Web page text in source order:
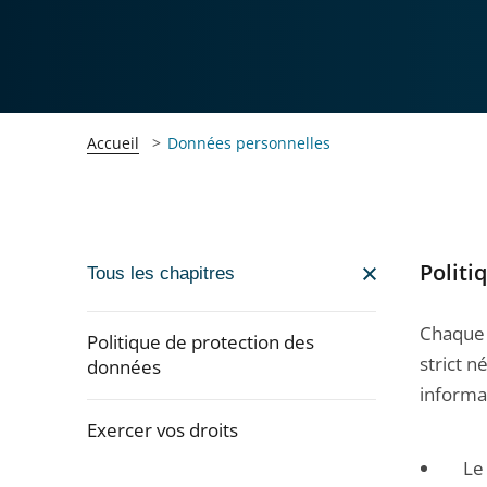
Accueil Données personnelles
Passer
navigation
de
pour
Tous les chapitres
Politique de protection des
données
Exercer vos droits
strict